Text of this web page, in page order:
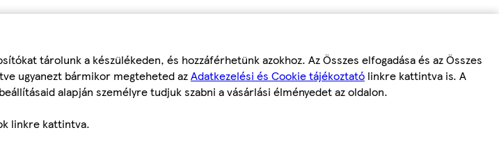
tárolunk a készülékeden, és hozzáférhetünk azokhoz. Az Összes elfogadása és az Összes
ugyanezt bármikor megteheted azAdatkezelési és Cookie tájékoztató linkre kattintva is. A
alapján személyre tudjuk szabni a vásárlási élményedet az oldalon.
linkre kattintva.